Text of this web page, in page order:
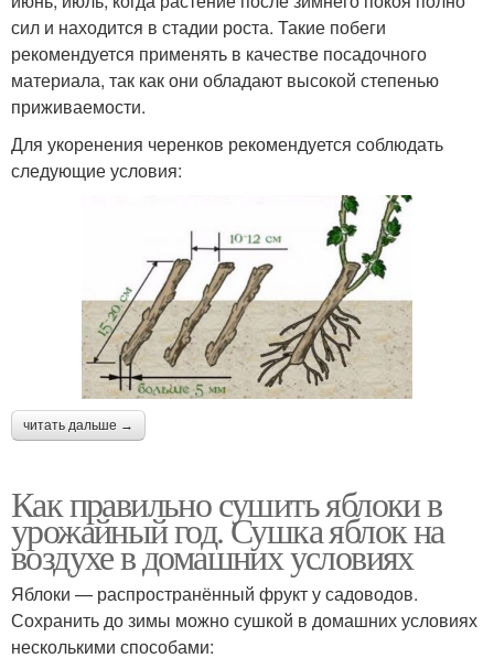
сил и находится в стадии роста. Такие побеги
рекомендуется применять в качестве посадочного
материала, так как они обладают высокой степенью
приживаемости.
Для укоренения черенков рекомендуется соблюдать
следующие условия:
читать дальше →
Как правильно сушить яблоки в
урожайный год. Сушка яблок на
воздухе в домашних условиях
Яблоки — распространённый фрукт у садоводов.
Сохранить до зимы можно сушкой в домашних условиях
несколькими способами: